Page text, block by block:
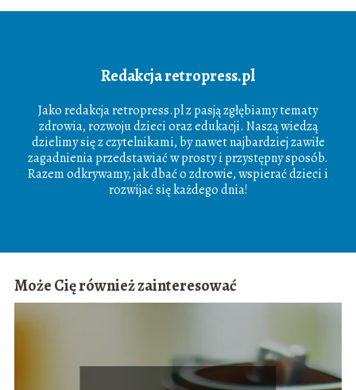
Redakcja retropress.pl
Jako redakcja retropress.pl z pasją zgłębiamy tematy
zdrowia, rozwoju dzieci oraz edukacji. Naszą wiedzą
dzielimy się z czytelnikami, by nawet najbardziej zawiłe
zagadnienia przedstawiać w prosty i przystępny sposób.
Razem odkrywamy, jak dbać o zdrowie, wspierać dzieci i
rozwijać się każdego dnia!
Może Cię również zainteresować